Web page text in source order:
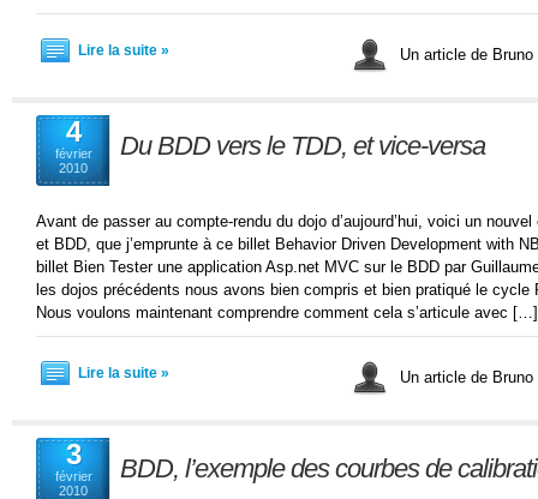
Lire la suite » Un article de
4
février
2010
Du BDD vers le TDD, et vice-versa
Avant de passer au compte-rendu du dojo d’aujourd’hui, voici un
et BDD, que j’emprunte à ce billet Behavior Driven Development with
billet Bien Tester une application Asp.net MVC sur le BDD par
les dojos précédents nous avons bien compris et bien pratiqué le cycle
Nous voulons maintenant comprendre comment cela s’articule avec […]
Lire la suite » Un article de
3
février
2010
BDD, l’exemple des courbes de